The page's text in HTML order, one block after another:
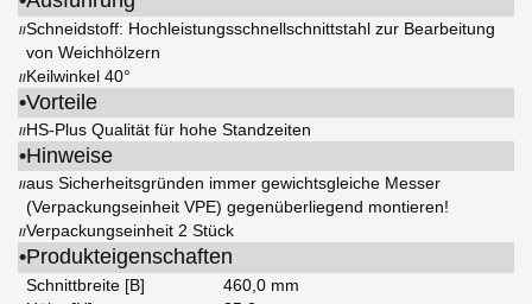
//Schneidstoff: Hochleistungsschnellschnittstahl zur Bearbeitung
von Weichhölzern
//Keilwinkel 40°
•Vorteile
//HS-Plus Qualität für hohe Standzeiten
•Hinweise
//aus Sicherheitsgründen immer gewichtsgleiche Messer
(Verpackungseinheit VPE) gegenüberliegend montieren!
//Verpackungseinheit 2 Stück
•Produkteigenschaften
Schnittbreite [B]
460,0 mm